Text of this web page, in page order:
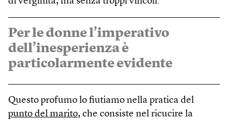
Per le donne l’imperativo
dell’inesperienza è
particolarmente evidente
Questo profumo lo fiutiamo nella pratica del
punto del marito, che consiste nel ricucire la